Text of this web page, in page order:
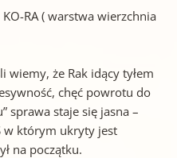
RA ( warstwa wierzchnia
wiemy, że Rak idący tyłem
chęć powrotu do
sprawa staje się jasna –
w którym ukryty jest
na początku.